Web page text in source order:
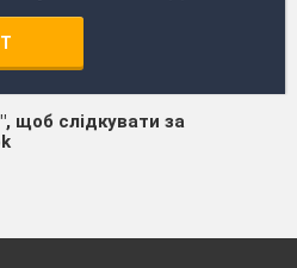
щоб слідкувати за